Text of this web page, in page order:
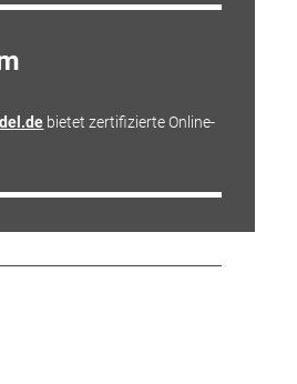
bietet zertifizierte Online-